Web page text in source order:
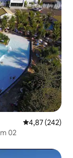
Средна
4,87 (242)
02